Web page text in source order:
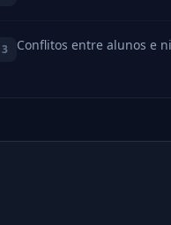
3 Conflitos entre alunos e